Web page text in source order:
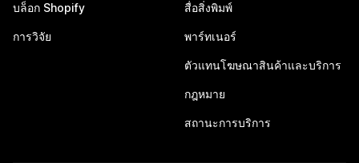
บล็อก Shopify
การวิจัย
สื่อสิ่งพิมพ์
พาร์ทเนอร์
ตัวแทนโฆษณาสินค้าและบริการ
กฎหมาย
สถานะการบริการ